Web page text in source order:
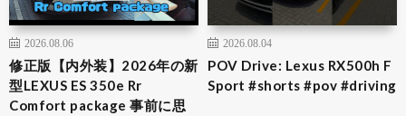
2026.08.06
修正版【内外装】2026年の新
型LEXUS ES 350e Rr
Comfort package 事前に思
2026.08.04
POV Drive: Lexus RX500h F
Sport #shorts #pov #driving